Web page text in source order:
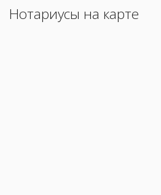
Нотариусы на карте